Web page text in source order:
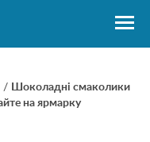
/ Шоколадні смаколики
на ярмарку